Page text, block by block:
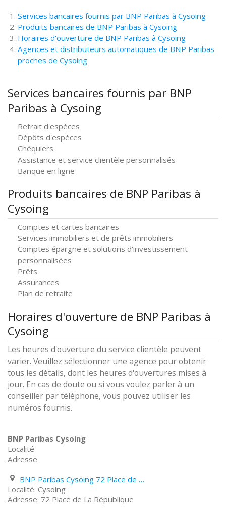
Services bancaires fournis par BNP Paribas à Cysoing
Produits bancaires de BNP Paribas à Cysoing
Horaires d'ouverture de BNP Paribas à Cysoing
Agences et distributeurs automatiques de BNP Paribas
proches de Cysoing
Services bancaires fournis par BNP
Paribas à Cysoing
Retrait d'espèces
Dépôts d'espèces
Chéquiers
Assistance et service clientèle personnalisés
Banque en ligne
Produits bancaires de BNP Paribas à
Cysoing
Comptes et cartes bancaires
Services immobiliers et de prêts immobiliers
Comptes épargne et solutions d'investissement
personnalisées
Prêts
Assurances
Plan de retraite
Horaires d'ouverture de BNP Paribas à
Cysoing
Les heures d'ouverture du service clientèle peuvent
varier. Veuillez sélectionner une agence pour obtenir
tous les détails, dont les heures d'ouvertures mises à
jour. En cas de doute ou si vous voulez parler à un
conseiller par téléphone, vous pouvez utiliser les
numéros fournis.
BNP Paribas Cysoing
Localité
Adresse
BNP Paribas Cysoing 72 Place de La République
Cysoing
72 Place de La République